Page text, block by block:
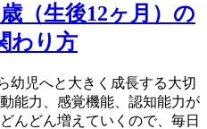
（生後12ヶ月）の
わり方
幼児へと大きく成長する大切
能力、感覚機能、認知能力が
んどん増えていくので、毎日